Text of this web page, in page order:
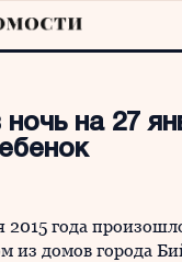
ночь на 27
года
из домов города